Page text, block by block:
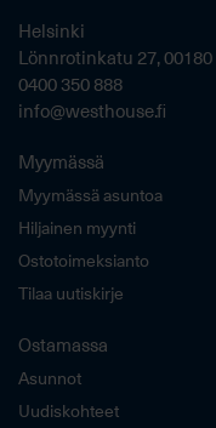
Helsinki
Lönnrotinkatu 27,
0400 350 888
info@westhouse.fi
Myymässä
Myymässä asuntoa
Hiljainen myynti
Ostotoimeksianto
Tilaa uutiskirje
Ostamassa
Asunnot
Uudiskohteet